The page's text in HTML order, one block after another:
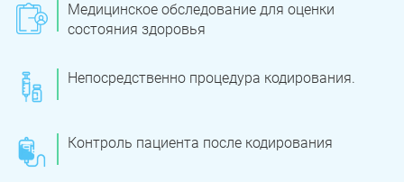
Медицинское обследование для оценки
состояния здоровья
Непосредственно процедура кодирования.
Контроль пациента после кодирования